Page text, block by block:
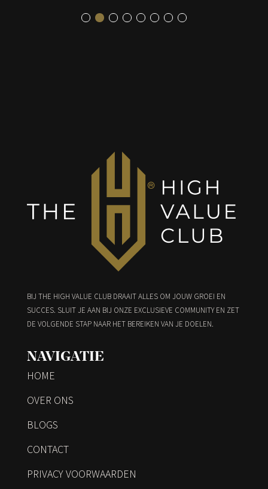
BIJ THE HIGH VALUE CLUB DRAAIT ALLES OM JOUW GROEI EN
SUCCES. SLUIT JE AAN BIJ ONZE EXCLUSIEVE COMMUNITY EN ZET
DE VOLGENDE STAP NAAR HET BEREIKEN VAN JE DOELEN.
NAVIGATIE
HOME
OVER ONS
BLOGS
CONTACT
PRIVACY VOORWAARDEN